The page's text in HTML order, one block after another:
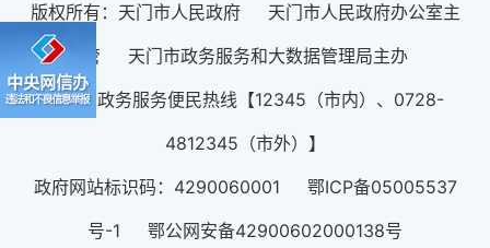
版权所有：天门市人民政府 天门市人民政府办公室主
管 天门市政务服务和大数据管理局主办
12345政务服务便民热线【12345（市内）、0728-
4812345（市外）】
政府网站标识码：4290060001 鄂ICP备05005537
号-1 鄂公网安备42900602000138号